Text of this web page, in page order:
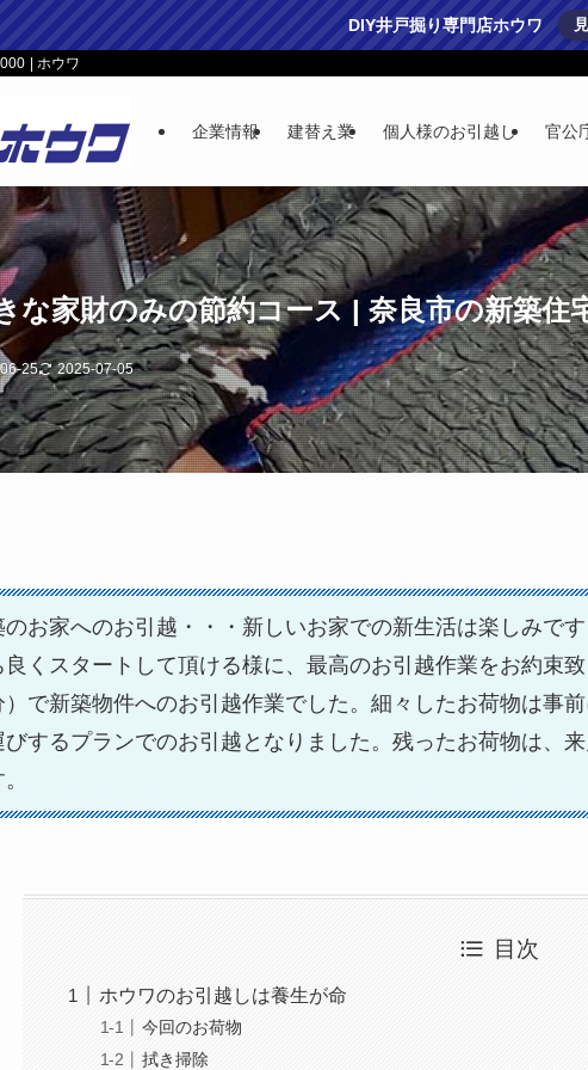
DIY井戸掘り専門店ホウワ
| ホウワ
企業情報 建替え業 個人様のお引越し 官公
な家財のみの節約コース | 奈良市の新築住
25 2025-07-05
のお家へのお引越・・・新しいお家での新生活は楽しみで
良くスタートして頂ける様に、最高のお引越作業をお約束
）で新築物件へのお引越作業でした。細々したお荷物は事
びするプランでのお引越となりました。残ったお荷物は、
目次
ホウワのお引越しは養生が命
今回のお荷物
拭き掃除